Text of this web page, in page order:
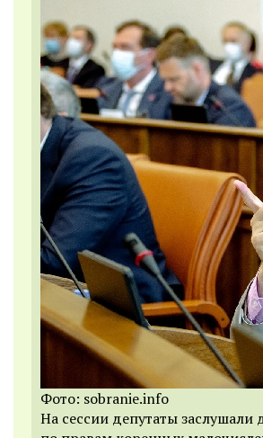
Фото: sobranie.info
На сессии депутаты